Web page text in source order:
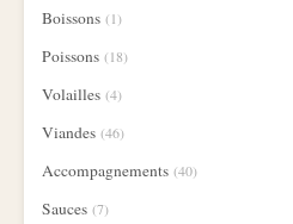
Boissons (1)
Poissons (18)
Volailles (4)
Viandes (46)
Accompagnements (40)
Sauces (7)